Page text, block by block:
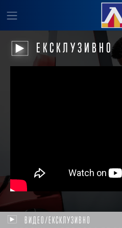
ЕКСКЛУЗИВНО
ВИДЕО/ЕКСКЛУЗИВНО